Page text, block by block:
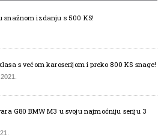
snažnom izdanju s 500 KS!
s većom karoserijom i preko 800 KS snage!
G80 BMW M3 u svoju najmoćniju seriju 3